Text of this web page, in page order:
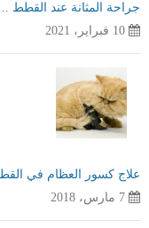
جراحة المثانة عند القطط
10 فبراير، 2021
علاج كسور العظام في
7 مارس، 2018